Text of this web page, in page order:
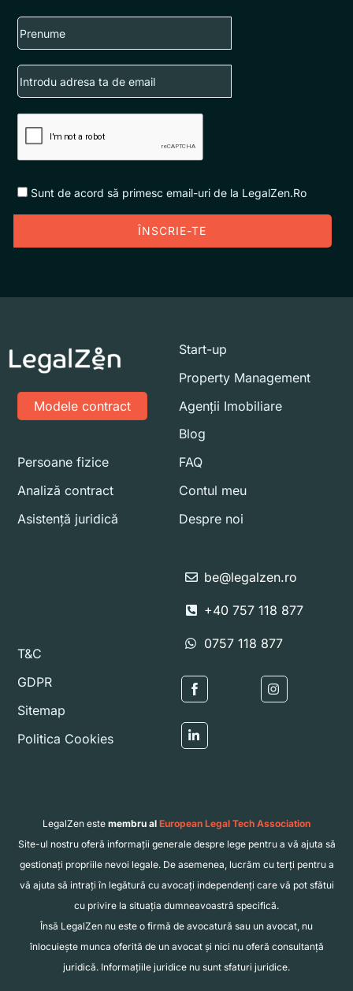
name
Email
Sunt de acord să primesc email-uri de la LegalZen.Ro
ÎNSCRIE-TE
Modele contract
Start-up
Property Management
Agenții Imobiliare
Persoane fizice
Analiză contract
Asistență juridică
Blog
FAQ
Contul meu
Despre noi
T&C
GDPR
Sitemap
Politica Cookies
be@legalzen.ro
+40 757 118 877
0757 118 877
Icon
Icon
Icon
LegalZen este membru al European Legal Tech Association
Site-ul nostru oferă informații generale despre lege pentru a vă ajuta să
gestionați propriile nevoi legale. De asemenea, lucrăm cu terți pentru a
vă ajuta să intrați în legătură cu avocați independenți care vă pot sfătui
cu privire la situația dumneavoastră specifică.
Însă LegalZen nu este o firmă de avocatură sau un avocat, nu
înlocuiește munca oferită de un avocat și nici nu oferă consultanță
juridică. Informațiile juridice nu sunt sfaturi juridice.